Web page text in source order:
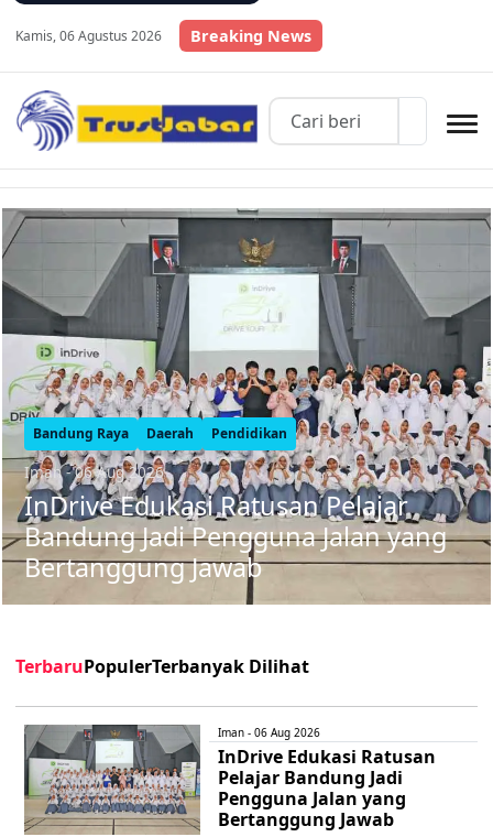
Kamis, 06 Agustus 2026 Breaking News
Beranda TrustJabar
Bandung Raya Daerah Pendidikan
Iman - 06 Aug 2026
InDrive Edukasi Ratusan Pelajar
Bandung Jadi Pengguna Jalan yang
Bertanggung Jawab
TerbaruPopulerTerbanyak Dilihat
Iman - 06 Aug 2026
InDrive Edukasi Ratusan
Pelajar Bandung Jadi
Pengguna Jalan yang
Bertanggung Jawab